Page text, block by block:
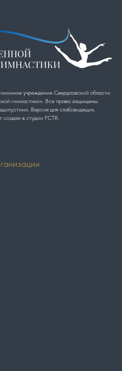
учреждение Свердловской области
гимнастики». Все права защищены.
Версия для слабовидящих.
создан в студии FCTR.